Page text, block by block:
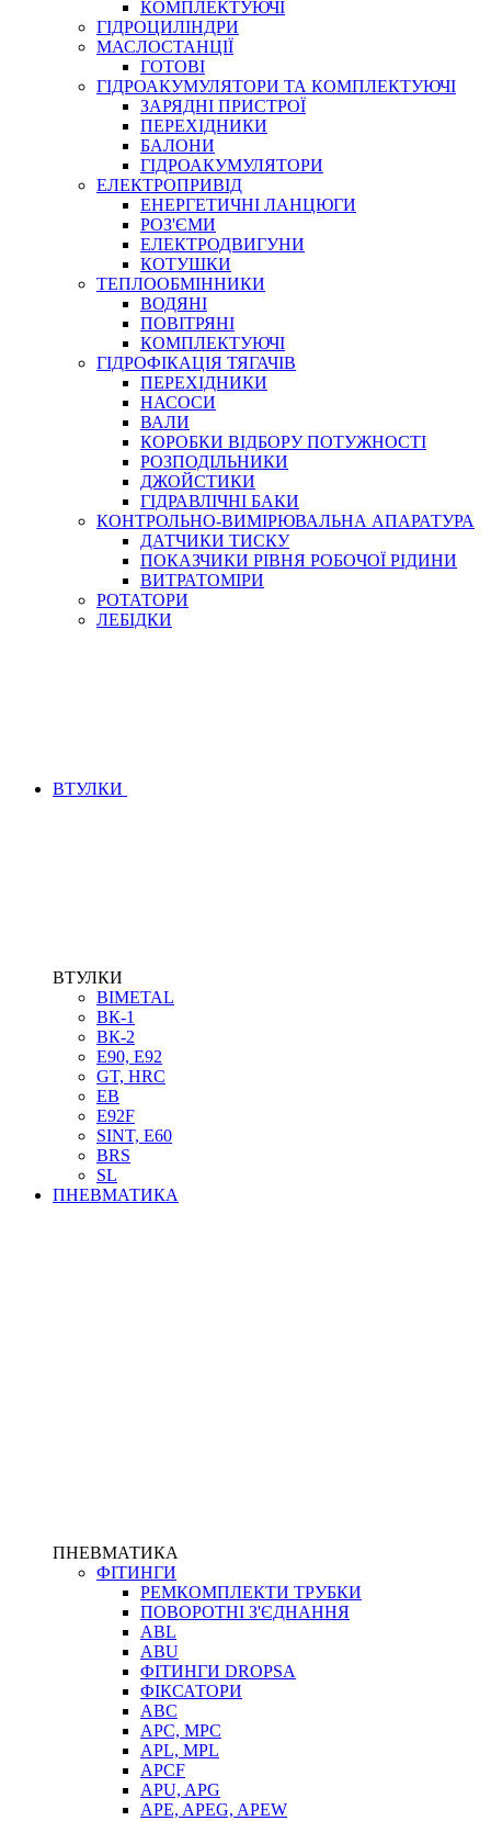
СПЕЦІАЛЬНІ
ГЕРМЕТИКИ
КЛЕЇ, ЦЕМЕНТИ, ЕПОКСИДКИ
РЕМОНТ ГІДРОЦИЛІНДРІВ
БОРЕКС, ЕО
КОМПЛЕКТУЮЧІ
ГІДРОЦИЛІНДРИ
МАСЛОСТАНЦІЇ
ГОТОВІ
ГІДРОАКУМУЛЯТОРИ ТА КОМПЛЕКТУЮЧІ
ЗАРЯДНІ ПРИСТРОЇ
ПЕРЕХІДНИКИ
БАЛОНИ
ГІДРОАКУМУЛЯТОРИ
ЕЛЕКТРОПРИВІД
ЕНЕРГЕТИЧНІ ЛАНЦЮГИ
РОЗ'ЄМИ
ЕЛЕКТРОДВИГУНИ
КОТУШКИ
ТЕПЛООБМІННИКИ
ВОДЯНІ
ПОВІТРЯНІ
КОМПЛЕКТУЮЧІ
ГІДРОФІКАЦІЯ ТЯГАЧІВ
ПЕРЕХІДНИКИ
НАСОСИ
ВАЛИ
КОРОБКИ ВІДБОРУ ПОТУЖНОСТІ
РОЗПОДІЛЬНИКИ
ДЖОЙСТИКИ
ГІДРАВЛІЧНІ БАКИ
КОНТРОЛЬНО-ВИМІРЮВАЛЬНА АПАРАТУРА
ДАТЧИКИ ТИСКУ
ПОКАЗЧИКИ РІВНЯ РОБОЧОЇ РІДИНИ
ВИТРАТОМІРИ
РОТАТОРИ
ЛЕБІДКИ
ВТУЛКИ
ВТУЛКИ
BIMETAL
ВК-1
ВК-2
Е90, E92
GT, HRC
EB
Е92F
SINT, E60
BRS
SL
ПНЕВМАТИКА
ПНЕВМАТИКА
ФІТИНГИ
РЕМКОМПЛЕКТИ ТРУБКИ
ПОВОРОТНІ З'ЄДНАННЯ
ABL
ABU
ФІТИНГИ DROPSA
ФІКСАТОРИ
ABC
APC, MPC
APL, MPL
APCF
APU, APG
APE, APEG, APEW